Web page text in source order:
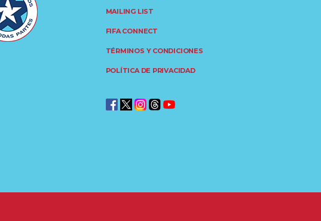
MAILING LIST
FIFA CONNECT
TÉRMINOS Y CONDICIONES
POLÍTICA DE PRIVACIDAD